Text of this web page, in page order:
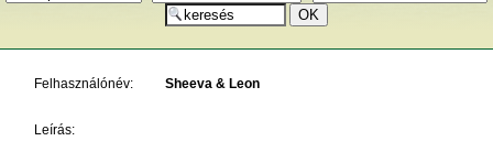
Felhasználónév: Sheeva & Leon
Leírás: